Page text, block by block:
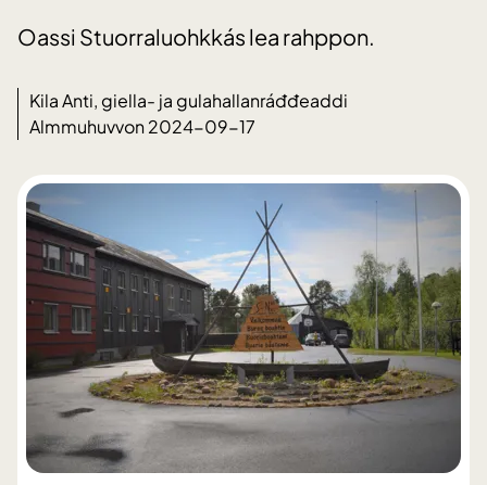
Oassi Stuorraluohkkás lea rahppon.
Kila Anti, giella- ja gulahallanráđđeaddi
Almmuhuvvon 2024-09-17